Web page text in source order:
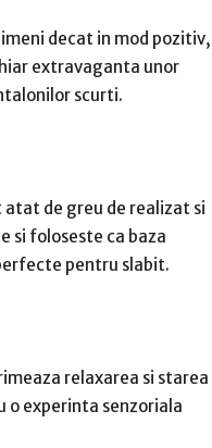
decat in mod pozitiv,
extravaganta unor
scurti.
atat de greu de realizat si
si foloseste ca baza
pentru slabit.
relaxarea si starea
o experinta senzoriala